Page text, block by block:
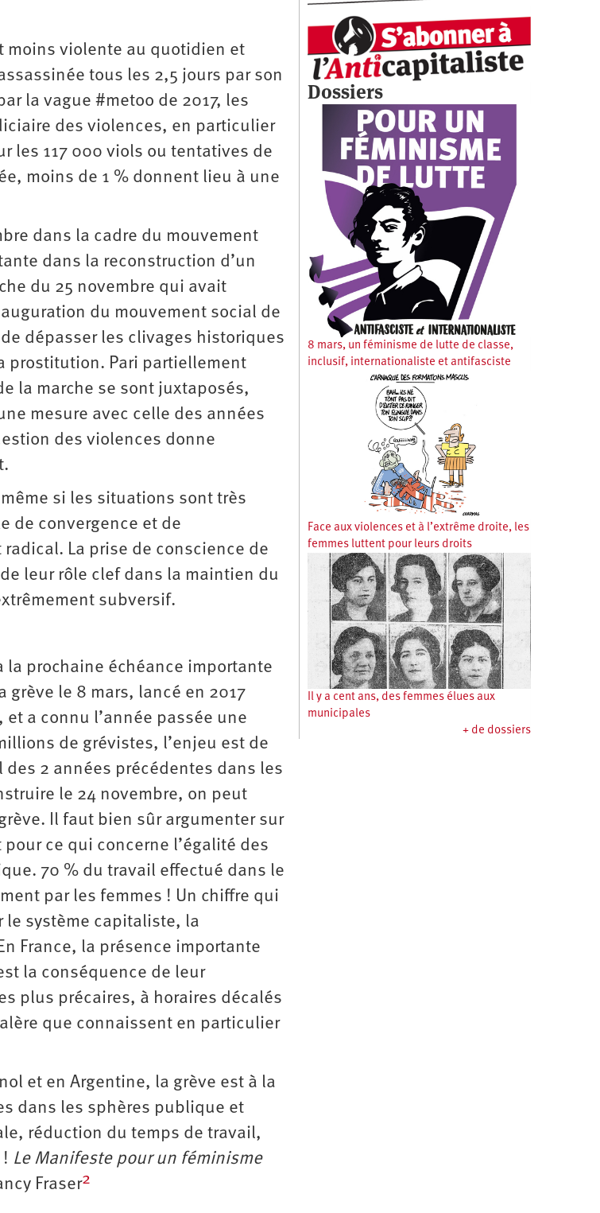
moins violente au quotidien et
tous les 2,5 jours par son
la vague #metoo de 2017, les
des violences, en particulier
les 117 000 viols ou tentatives de
moins de 1 % donnent lieu à une
dans la cadre du mouvement
dans la reconstruction d’un
du 25 novembre qui avait
du mouvement social de
dépasser les clivages historiques
prostitution. Pari partiellement
la marche se sont juxtaposés,
mesure avec celle des années
des violences donne
si les situations sont très
de convergence et de
La prise de conscience de
leur rôle clef dans la maintien du
subversif.
la prochaine échéance importante
le 8 mars, lancé en 2017
a connu l’année passée une
de grévistes, l’enjeu est de
2 années précédentes dans les
le 24 novembre, on peut
Il faut bien sûr argumenter sur
ce qui concerne l’égalité des
70 % du travail effectué dans le
par les femmes ! Un chiffre qui
le système capitaliste, la
France, la présence importante
la conséquence de leur
plus précaires, à horaires décalés
que connaissent en particulier
et en Argentine, la grève est à la
dans les sphères publique et
réduction du temps de travail,
Le Manifeste pour un féminisme
Fraser2
Dossiers
8 mars, un féminisme de lutte de classe,
inclusif, internationaliste et antifasciste
Face aux violences et à l’extrême droite, les
femmes luttent pour leurs droits
Il y a cent ans, des femmes élues aux
municipales
+ de dossiers